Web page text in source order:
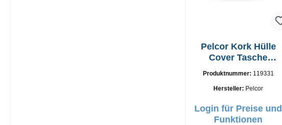
Pelcor Kork Hülle
Cover Tasche
Produktnummer: 119331
Hersteller: Pelcor
Login für Preise und
Funktionen